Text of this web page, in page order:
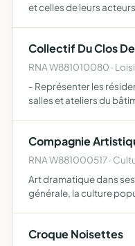
et celles de leurs
Collectif Du Clos
RNA W881010080 ·
- Représenter les
salles et ateliers du
Compagnie
RNA W881000517 ·
Art dramatique dans
générale, la culture
Croque Noisettes